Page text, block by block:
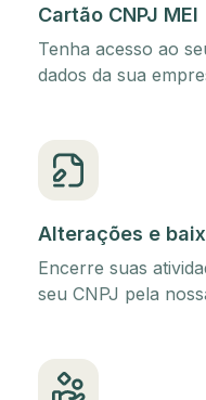
Cartão CNPJ MEI
Tenha acesso ao
dados da sua
Alterações e
Encerre suas
seu CNPJ pela